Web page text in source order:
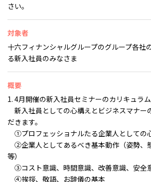
さい。
対象者
十六フィナンシャルグループのグループ各社
る新入社員のみなさま
概要
1. 4月開催の新入社員セミナーのカリキュラム
新入社員としての心構えとビジネスマナー
だきます。
①プロフェッショナルたる企業人としての
②企業人としてあるべき基本動作（姿勢、
等）
③コスト意識、時間意識、改善意識、安全
④挨拶、敬語、お辞儀の基本